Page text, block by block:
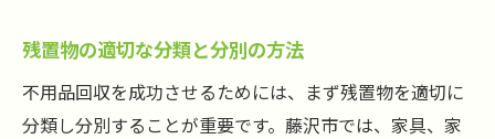
残置物の適切な分類と分別の方法
不用品回収を成功させるためには、まず残置物を適切に
分類し分別することが重要です。藤沢市では、家具、家